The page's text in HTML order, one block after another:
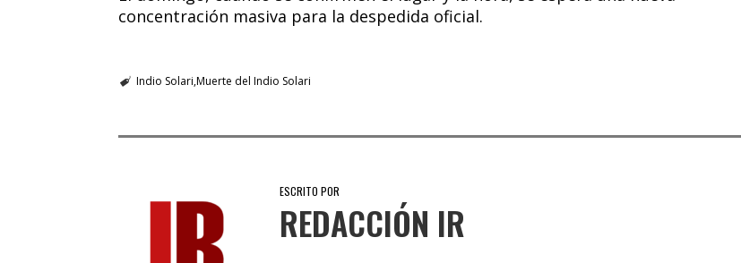
concentración masiva para la despedida oficial.
Indio Solari Muerte del Indio Solari
ESCRITO POR
REDACCIÓN IR